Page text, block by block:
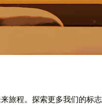
旅程。探索更多我们的标志